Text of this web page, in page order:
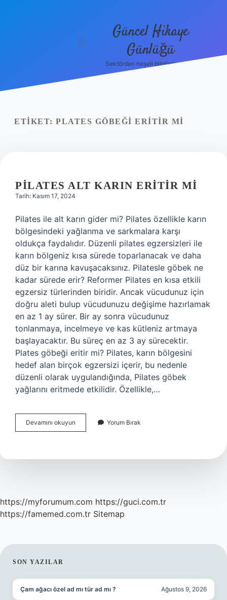
menüyü
Güncel Hikaye
Günlüğü
Sektörden neşeli bilgilerle tanış!
ETIKET: PLATES GÖBEĞI ERITIR MI
PILATES ALT KARIN ERITIR MI
Tarih: Kasım 17, 2024
Pilates ile alt karın gider mi? Pilates özellikle karın
bölgesindeki yağlanma ve sarkmalara karşı
oldukça faydalıdır. Düzenli pilates egzersizleri ile
karın bölgeniz kısa sürede toparlanacak ve daha
düz bir karına kavuşacaksınız. Pilatesle göbek ne
kadar sürede erir? Reformer Pilates en kısa etkili
egzersiz türlerinden biridir. Ancak vücudunuz için
doğru aleti bulup vücudunuzu değişime hazırlamak
en az 1 ay sürer. Bir ay sonra vücudunuz
tonlanmaya, incelmeye ve kas kütleniz artmaya
başlayacaktır. Bu süreç en az 3 ay sürecektir.
Plates göbeği eritir mi? Pilates, karın bölgesini
hedef alan birçok egzersizi içerir, bu nedenle
düzenli olarak uygulandığında, Pilates göbek
yağlarını eritmede etkilidir. Özellikle,…
Devamını okuyun
Alt
Mi
Yorum Bırak
https://myforumum.com https://guci.com.tr
https://famemed.com.tr Sitemap
SIDEBAR
SON YAZILAR
Çam ağacı özel ad mı tür ad mı ? Ağustos 9, 2026